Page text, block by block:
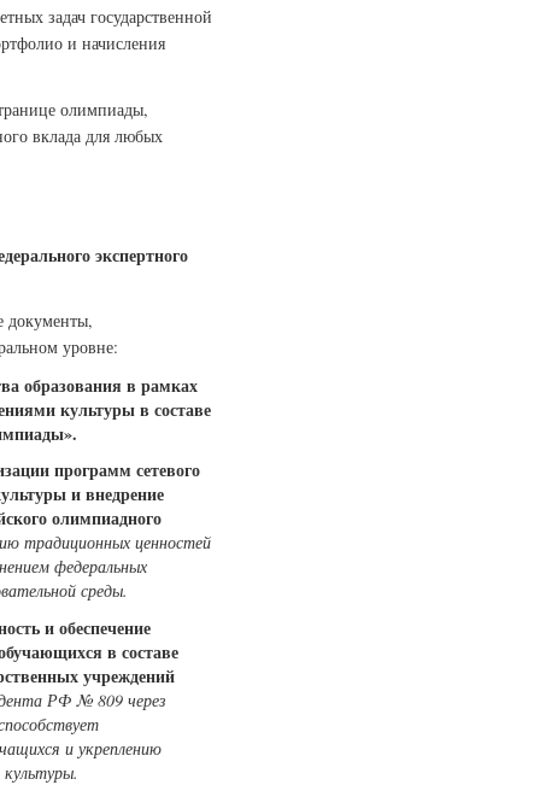
задач государственной
и начисления
олимпиады,
вклада для любых
экспертного
документы,
уровне:
образования в рамках
культуры в составе
программ сетевого
и внедрение
олимпиадного
традиционных ценностей
федеральных
среды.
и обеспечение
в составе
учреждений
РФ № 809 через
и укреплению